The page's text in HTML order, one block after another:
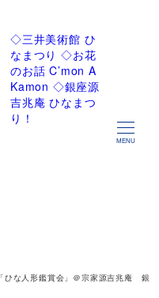
◇三井美術館 ひ
なまつり ◇お花
のお話 C’mon A
Kamon ◇銀座源
吉兆庵 ひなまつ
り！
MENU
「ひな人形鑑賞会」＠宗家源吉兆庵 銀